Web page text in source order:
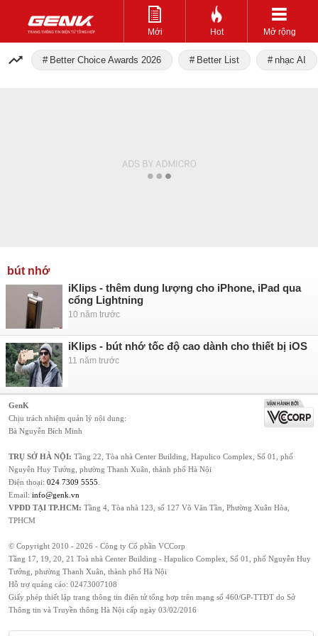
Mới Hot Mở rộng
Better Choice Awards 2026 Better List nhạc AI
bút nhớ
iKlips - thêm dung lượng cho iPhone, iPad qua
cổng Lightning
10 năm trước
iKlips - bút nhớ tốc độ cao dành cho thiết bị iOS
11 năm trước
GenK
Chịu trách nhiệm quản lý nội dung:
Bà Nguyễn Bích Minh
TRỤ SỞ HÀ NỘI: Tầng 22, Tòa nhà Center Building, Hapulico Complex, Số 01, phố
Nguyễn Huy Tưởng, phường Thanh Xuân, thành phố Hà Nội
Điện thoại: 024 7309 5555
Email: info@genk.vn
VPĐD TẠI TP.HCM: Tầng 4, Tòa nhà 123, số 127 Võ Văn Tần, Phường Xuân Hòa,
TPHCM
© Copyright 2010 - 2026 - Công ty Cổ phần VCCorp
Tầng 17, 19, 20, 21 Toà nhà Center Building - Hapulico Complex, Số 01, phố Nguyễn Huy
Tưởng, phường Thanh Xuân, thành phố Hà Nội
Hỗ trợ quảng cáo: 02473007108
Giấy phép thiết lập trang thông tin điện tử tổng hợp trên mạng số 460/GP-TTĐT do Sở
Thông tin và Truyền thông Hà Nội cấp ngày 03/02/2016